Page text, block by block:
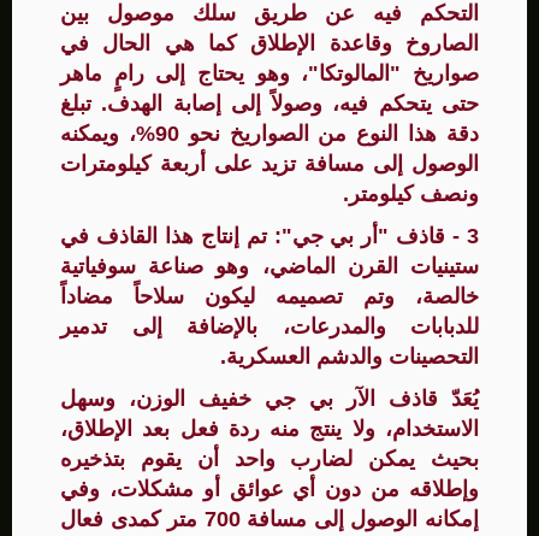
التحكم فيه عن طريق سلك موصول بين
الصاروخ وقاعدة الإطلاق كما هي الحال في
صواريخ "المالوتكا"، وهو يحتاج إلى رامٍ ماهر
حتى يتحكم فيه، وصولاً إلى إصابة الهدف. تبلغ
دقة هذا النوع من الصواريخ نحو 90%، ويمكنه
الوصول إلى مسافة تزيد على أربعة كيلومترات
ونصف كيلومتر.
3 - قاذف "أر بي جي": تم إنتاج هذا القاذف في
ستينيات القرن الماضي، وهو صناعة سوفياتية
خالصة، وتم تصميمه ليكون سلاحاً مضاداً
للدبابات والمدرعات، بالإضافة إلى تدمير
التحصينات والدشم العسكرية.
يُعَدّ قاذف الآر بي جي خفيف الوزن، وسهل
الاستخدام، ولا ينتج منه ردة فعل بعد الإطلاق،
بحيث يمكن لضارب واحد أن يقوم بتذخيره
وإطلاقه من دون أي عوائق أو مشكلات، وفي
إمكانه الوصول إلى مسافة 700 متر كمدى فعال